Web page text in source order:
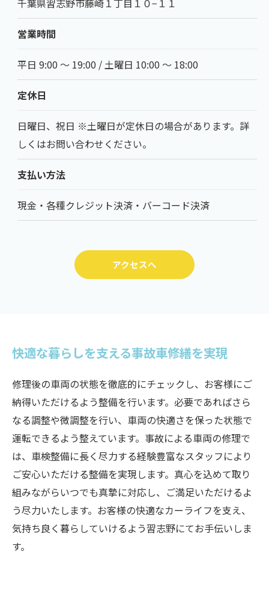
営業時間
平日 9:00 ～ 19:00 / 土曜日 10:00 ～ 18:00
定休日
日曜日、祝日 ※土曜日が定休日の場合があります。詳
しくはお問い合わせください。
支払い方法
現金・各種クレジット決済・バーコード決済
アクセスへ
快適な暮らしを支える事故車修繕を実現
修理後の車両の状態を徹底的にチェックし、お客様にご
納得いただけるよう整備を行います。必要であればさら
なる調整や微調整を行い、車両の快適さを保った状態で
運転できるよう整えています。事故による車両の修理で
は、車検整備に長く尽力する経験豊富なスタッフにより
ご安心いただける整備を実現します。真心を込めて取り
組みながらいつでも真摯に対応し、ご満足いただけるよ
う尽力いたします。お客様の快適なカーライフを支え、
気持ち良く暮らしていけるよう習志野にてお手伝いしま
す。